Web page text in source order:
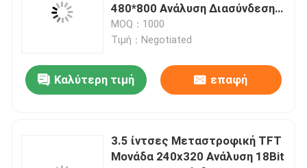
η ενότητα επίδειξης
Οθόνη Micro OLED
Τετράγωνη οθόνη TFT
480*800 Ανάλυση Διασύνδεση
MIPI 150C/D
MOQ：1000
Τιμή：Negotiated
Καλύτερη τιμή επαφή
3.5 ίντσες Μεταστροφική TFT
Μονάδα 240x320 Ανάλυση 18Bit